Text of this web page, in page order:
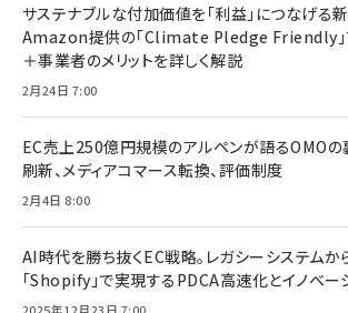
サステナブルな付加価値を「利益」につなげる
Amazon提供の「Climate Pledge Friendly」
＋事業者のメリットを詳しく解説
2月24日 7:00
EC売上250億円規模のアルペンが語るOMO
刷新、メディアコマース転換、評価制度
2月4日 8:00
AI時代を勝ち抜くEC戦略。レガシーシステムか
「Shopify」で実現するPDCA高速化とイノベー